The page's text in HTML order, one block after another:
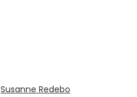
Susanne Redebo